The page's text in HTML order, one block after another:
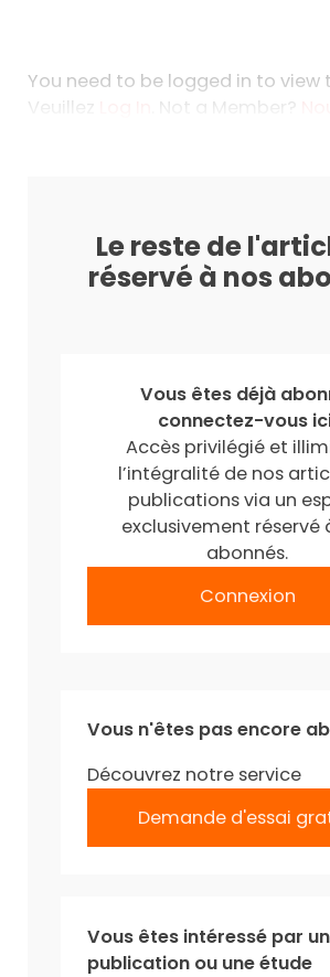
You need to be logged in to view
Veuillez
. Not a Member?
Le reste de
réservé à nos
Vous êtes déjà
connectez-vous
Accès privilégié et
l’intégralité de nos
publications via un
exclusivement réservé
abonnés.
Connexion
Vous n'êtes pas encore
Découvrez notre service
Demande d'essai
Vous êtes intéressé par
publication ou une étude